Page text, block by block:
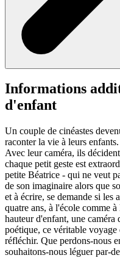
Informations
d'enfant
Un couple de cinéastes
raconter la vie à leurs
Avec leur caméra, ils
chaque petit geste est
petite Béatrice - qui ne veut
de son imaginaire alors que
et à écrire, se demande si les
quatre ans, à l'école comme
hauteur d'enfant, une
poétique, ce véritable voyage
réfléchir. Que perdons-nous
souhaitons-nous léguer par-